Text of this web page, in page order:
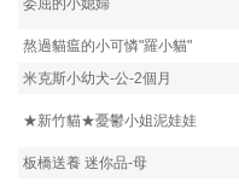
委屈的小媳婦
熬過貓瘟的小可憐"羅小貓"
米克斯小幼犬-公-2個月
★新竹貓★憂鬱小姐泥娃娃
板橋送養 迷你品-母